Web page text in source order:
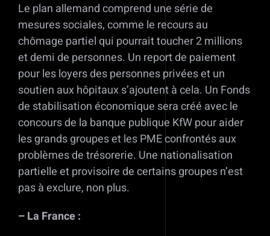
Le plan allemand comprend une série de
mesures sociales, comme le recours au
chômage partiel qui pourrait toucher 2 millions
et demi de personnes. Un report de paiement
pour les loyers des personnes privées et un
soutien aux hôpitaux s’ajoutent à cela. Un Fonds
de stabilisation économique sera créé avec le
concours de la banque publique KfW pour aider
les grands groupes et les PME confrontés aux
problèmes de trésorerie. Une nationalisation
partielle et provisoire de certains groupes n’est
pas à exclure, non plus.
– La France :